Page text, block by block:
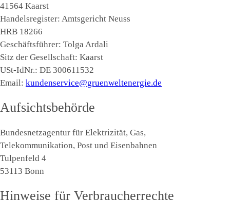
41564 Kaarst
Handelsregister: Amtsgericht Neuss
HRB 18266
Geschäftsführer: Tolga Ardali
Sitz der Gesellschaft: Kaarst
USt-IdNr.: DE 300611532
Email: kundenservice@gruenweltenergie.de
Aufsichtsbehörde
Bundesnetzagentur für Elektrizität, Gas,
Telekommunikation, Post und Eisenbahnen
Tulpenfeld 4
53113 Bonn
Hinweise für Verbraucherrechte